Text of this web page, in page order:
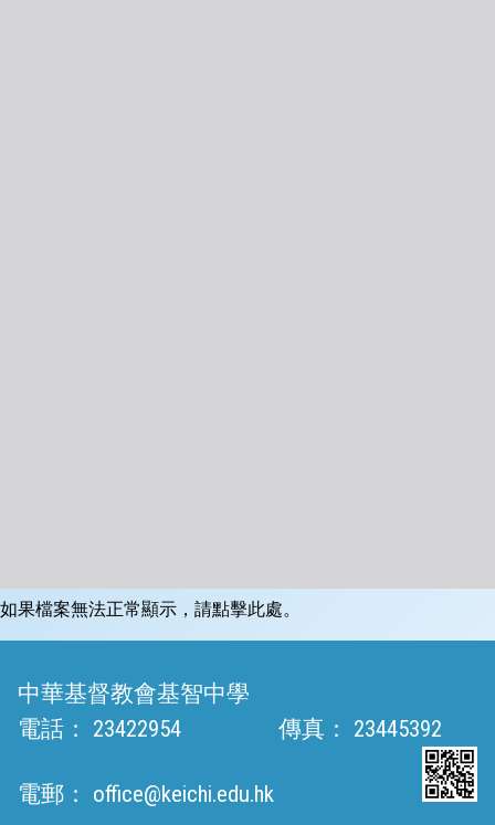
如果檔案無法正常顯示，請點擊此處。
中華基督教會基智中學
電話：
23422954 傳真： 23445392
電郵： office@keichi.edu.hk